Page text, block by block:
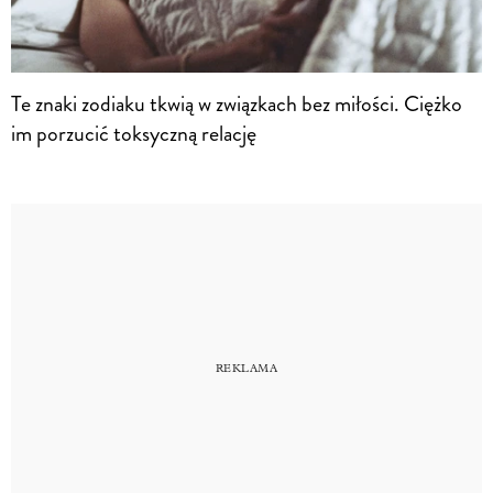
Te znaki zodiaku tkwią w związkach bez miłości. Ciężko
im porzucić toksyczną relację